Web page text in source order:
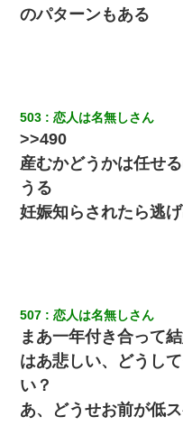
のパターンもある
503 恋人は名無しさん
>>490
産むかどうかは任せ
うる
妊娠知らされたら逃
507 恋人は名無しさん
まあ一年付き合って
はあ悲しい、どうし
い？
あ、どうせお前が低